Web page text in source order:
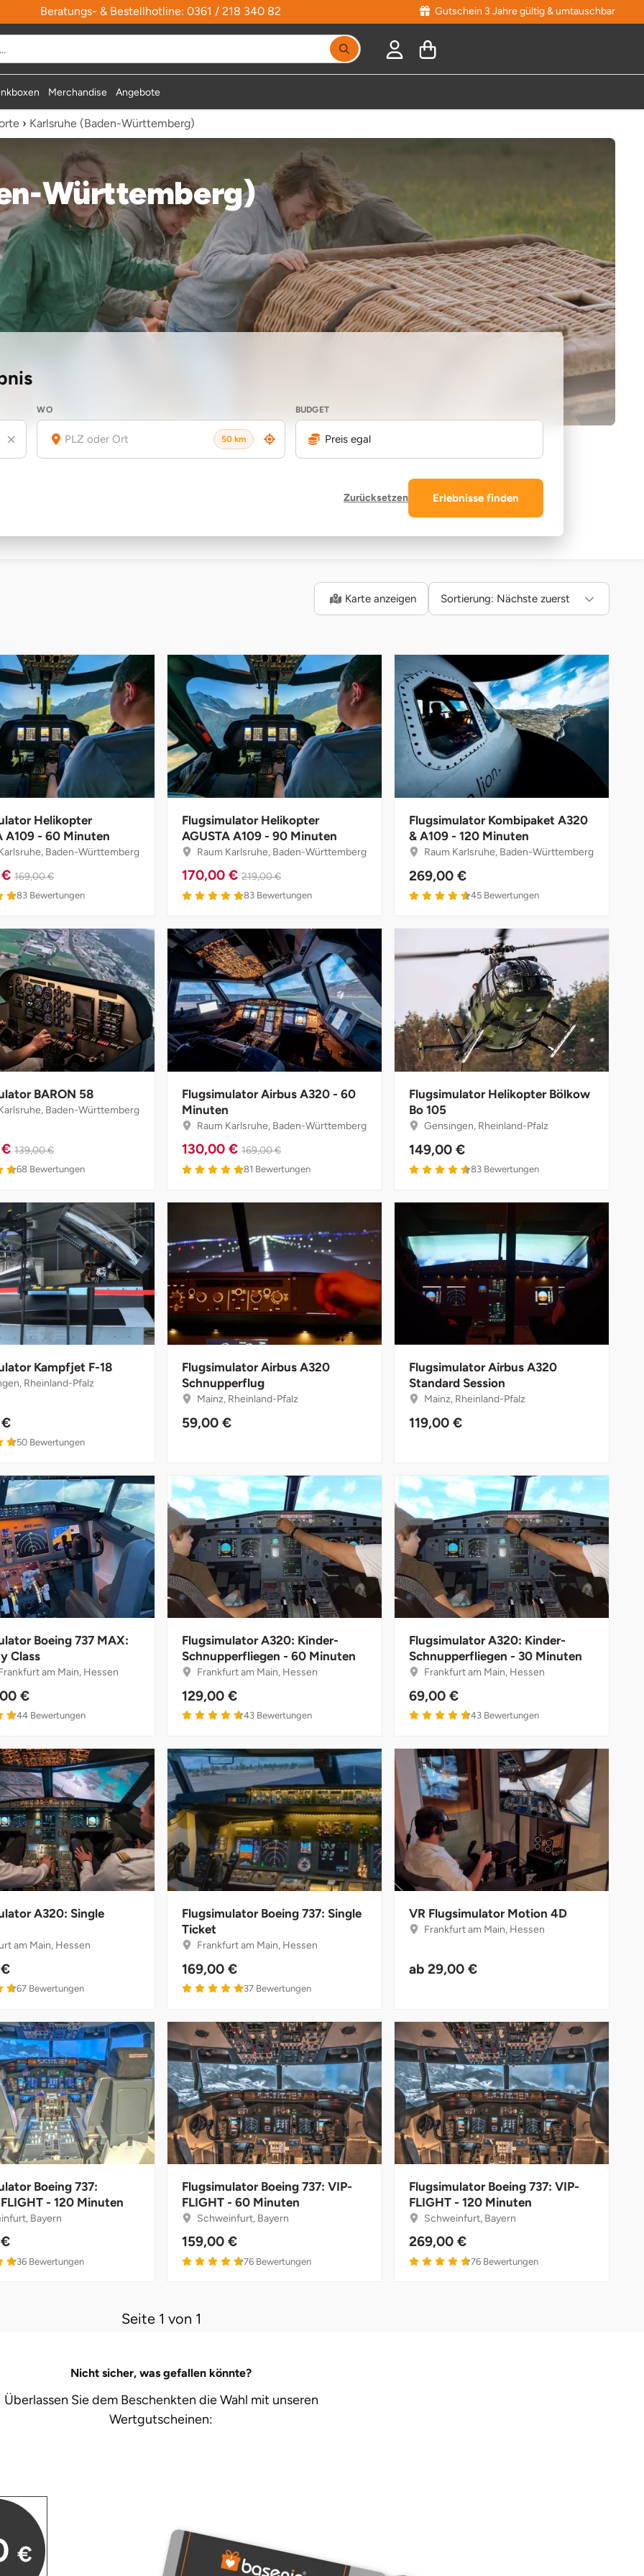
Beratungs- & Bestellhotline: 0361 / 218 340 82 Gutschein 3 Jahre gültig & umtauschbar
Merchandise Angebote
› Karlsruhe (Baden-Württemberg)
Württemberg)
WO
50 km
BUDGET
Preis egal
Zurücksetzen Erlebnisse finden
Karte anzeigen Sortierung: Nächste zuerst
Helikopter
A109 - 60 Minuten
Baden-Württemberg
169,00 €
83 Bewertungen
Flugsimulator Helikopter
AGUSTA A109 - 90 Minuten
Raum Karlsruhe, Baden-Württemberg
170,00 € 219,00 €
83 Bewertungen
Flugsimulator Kombipaket A320
& A109 - 120 Minuten
Raum Karlsruhe, Baden-Württemberg
269,00 €
45 Bewertungen
BARON 58
Baden-Württemberg
139,00 €
68 Bewertungen
Flugsimulator Airbus A320 - 60
Minuten
Raum Karlsruhe, Baden-Württemberg
130,00 € 169,00 €
81 Bewertungen
Flugsimulator Helikopter Bölkow
Bo 105
Gensingen, Rheinland-Pfalz
149,00 €
83 Bewertungen
Kampfjet F-18
Rheinland-Pfalz
50 Bewertungen
Flugsimulator Airbus A320
Schnupperflug
Mainz, Rheinland-Pfalz
59,00 €
Flugsimulator Airbus A320
Standard Session
Mainz, Rheinland-Pfalz
119,00 €
Boeing 737 MAX:
Class
am Main, Hessen
€
44 Bewertungen
Flugsimulator A320: Kinder-
Schnupperfliegen - 60 Minuten
Frankfurt am Main, Hessen
129,00 €
43 Bewertungen
Flugsimulator A320: Kinder-
Schnupperfliegen - 30 Minuten
Frankfurt am Main, Hessen
69,00 €
43 Bewertungen
A320: Single
am Main, Hessen
67 Bewertungen
Flugsimulator Boeing 737: Single
Ticket
Frankfurt am Main, Hessen
169,00 €
37 Bewertungen
VR Flugsimulator Motion 4D
Frankfurt am Main, Hessen
ab 29,00 €
Boeing 737:
- 120 Minuten
Bayern
36 Bewertungen
Flugsimulator Boeing 737: VIP-
FLIGHT - 60 Minuten
Schweinfurt, Bayern
159,00 €
76 Bewertungen
Flugsimulator Boeing 737: VIP-
FLIGHT - 120 Minuten
Schweinfurt, Bayern
269,00 €
76 Bewertungen
Seite 1 von 1
Nicht sicher, was gefallen könnte?
Überlassen Sie dem Beschenkten die Wahl mit unseren
Wertgutscheinen:
€